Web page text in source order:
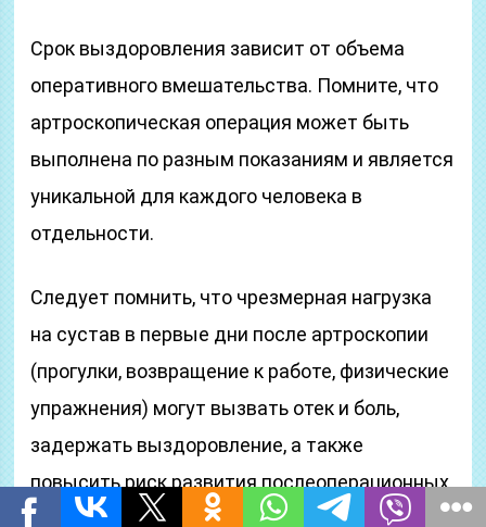
Срок выздоровления зависит от объема
оперативного вмешательства. Помните, что
артроскопическая операция может быть
выполнена по разным показаниям и является
уникальной для каждого человека в
отдельности.
Следует помнить, что чрезмерная нагрузка
на сустав в первые дни после артроскопии
(прогулки, возвращение к работе, физические
упражнения) могут вызвать отек и боль,
задержать выздоровление, а также
повысить риск развития послеоперационных
осложнений. Требуется, по крайней мере,